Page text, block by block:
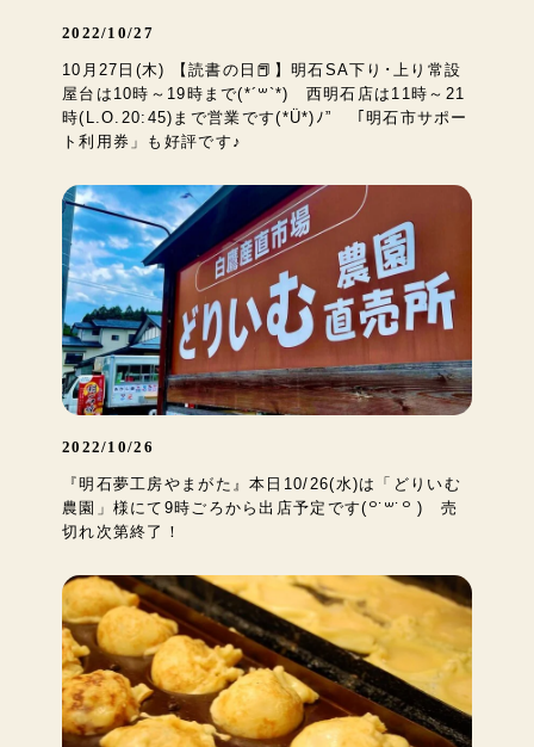
2022/10/27
10月27日(木) 【読書の日📕】明石SA下り･上り常設
屋台は10時～19時まで(*´꒳`*) 西明石店は11時～21
時(L.O.20:45)まで営業です(*Ü*)ﾉ” 「明石市サポー
ト利用券」も好評です♪
2022/10/26
『明石夢工房やまがた』本日10/26(水)は「どりいむ
農園」様にて9時ごろから出店予定です(꒪˙꒳˙꒪ ) 売
切れ次第終了！